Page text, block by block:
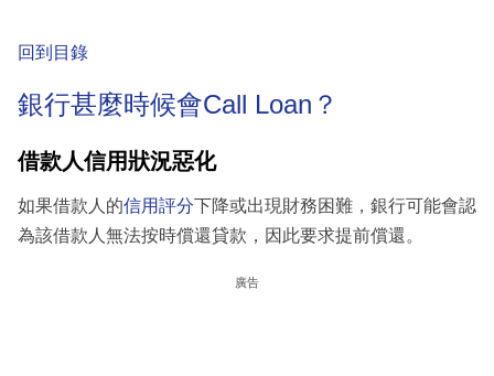
回到目錄
銀行甚麼時候會Call Loan？
借款人信用狀況惡化
如果借款人的信用評分下降或出現財務困難，銀行可能會認
為該借款人無法按時償還貸款，因此要求提前償還。
廣告